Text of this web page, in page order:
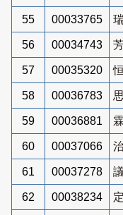
55 00033765
56 00034743
57 00035320
58 00036783
59 00036881
60 00037066
61 00037278
62 00038234